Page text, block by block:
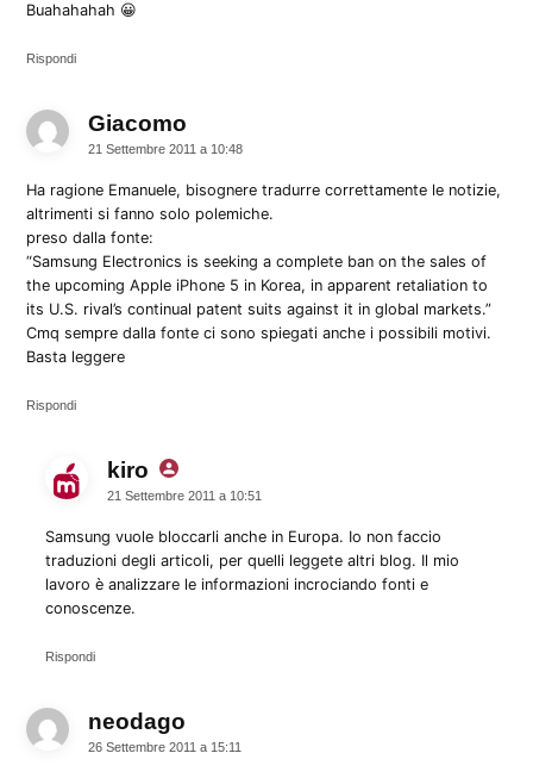
Buahahahah 😀
Rispondi
Giacomo
21 Settembre 2011 a 10:48
Ha ragione Emanuele, bisognere tradurre correttamente le notizie,
altrimenti si fanno solo polemiche.
preso dalla fonte:
“Samsung Electronics is seeking a complete ban on the sales of
the upcoming Apple iPhone 5 in Korea, in apparent retaliation to
its U.S. rival’s continual patent suits against it in global markets.”
Cmq sempre dalla fonte ci sono spiegati anche i possibili motivi.
Basta leggere
Rispondi
kiro dice:
21 Settembre 2011 a 10:51
Samsung vuole bloccarli anche in Europa. Io non faccio
traduzioni degli articoli, per quelli leggete altri blog. Il mio
lavoro è analizzare le informazioni incrociando fonti e
conoscenze.
Rispondi
neodago
26 Settembre 2011 a 15:11